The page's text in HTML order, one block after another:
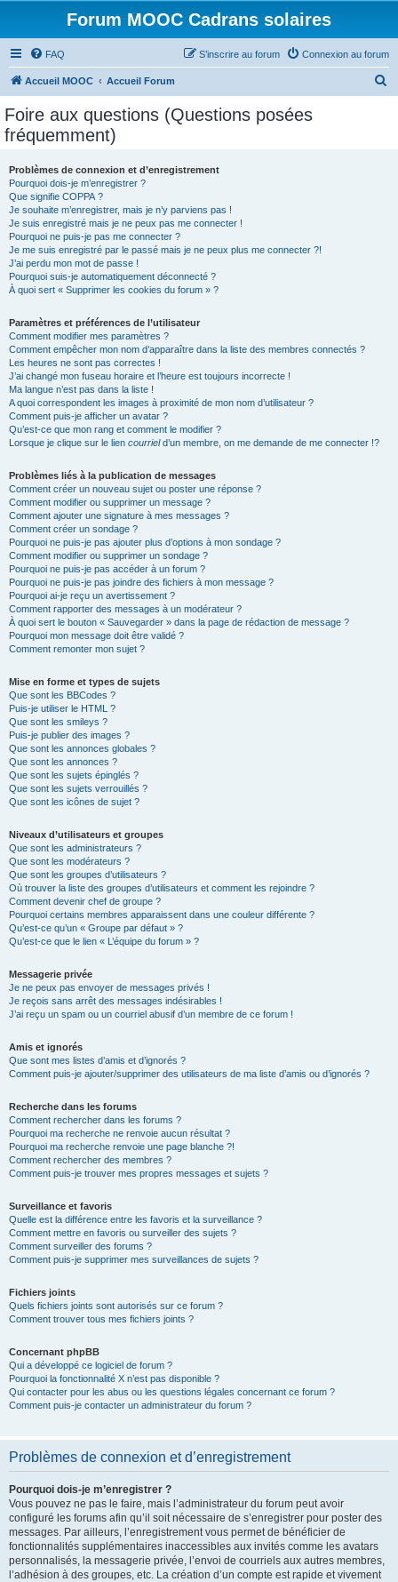
Forum MOOC Cadrans solaires
FAQ Connexion au forum
S’inscrire au forum
Accueil MOOC Accueil Forum
Foire aux questions (Questions posées
fréquemment)
Problèmes de connexion et d’enregistrement
Pourquoi dois-je m’enregistrer ?
Que signifie COPPA ?
Je souhaite m’enregistrer, mais je n’y parviens pas !
Je suis enregistré mais je ne peux pas me connecter !
Pourquoi ne puis-je pas me connecter ?
Je me suis enregistré par le passé mais je ne peux plus me connecter ?!
J’ai perdu mon mot de passe !
Pourquoi suis-je automatiquement déconnecté ?
À quoi sert « Supprimer les cookies du forum » ?
Paramètres et préférences de l’utilisateur
Comment modifier mes paramètres ?
Comment empêcher mon nom d’apparaître dans la liste des membres connectés ?
Les heures ne sont pas correctes !
J’ai changé mon fuseau horaire et l’heure est toujours incorrecte !
Ma langue n’est pas dans la liste !
A quoi correspondent les images à proximité de mon nom d’utilisateur ?
Comment puis-je afficher un avatar ?
Qu’est-ce que mon rang et comment le modifier ?
Lorsque je clique sur le lien courrield’un membre, on me demande de me connecter !?
Problèmes liés à la publication de messages
Comment créer un nouveau sujet ou poster une réponse ?
Comment modifier ou supprimer un message ?
Comment ajouter une signature à mes messages ?
Comment créer un sondage ?
Pourquoi ne puis-je pas ajouter plus d’options à mon sondage ?
Comment modifier ou supprimer un sondage ?
Pourquoi ne puis-je pas accéder à un forum ?
Pourquoi ne puis-je pas joindre des fichiers à mon message ?
Pourquoi ai-je reçu un avertissement ?
Comment rapporter des messages à un modérateur ?
À quoi sert le bouton « Sauvegarder » dans la page de rédaction de message ?
Pourquoi mon message doit être validé ?
Comment remonter mon sujet ?
Mise en forme et types de sujets
Que sont les BBCodes ?
Puis-je utiliser le HTML ?
Que sont les smileys ?
Puis-je publier des images ?
Que sont les annonces globales ?
Que sont les annonces ?
Que sont les sujets épinglés ?
Que sont les sujets verrouillés ?
Que sont les icônes de sujet ?
Niveaux d’utilisateurs et groupes
Que sont les administrateurs ?
Que sont les modérateurs ?
Que sont les groupes d’utilisateurs ?
Où trouver la liste des groupes d’utilisateurs et comment les rejoindre ?
Comment devenir chef de groupe ?
Pourquoi certains membres apparaissent dans une couleur différente ?
Qu’est-ce qu’un « Groupe par défaut » ?
Qu’est-ce que le lien « L’équipe du forum » ?
Messagerie privée
Je ne peux pas envoyer de messages privés !
Je reçois sans arrêt des messages indésirables !
J’ai reçu un spam ou un courriel abusif d’un membre de ce forum !
Amis et ignorés
Que sont mes listes d’amis et d’ignorés ?
Comment puis-je ajouter/supprimer des utilisateurs de ma liste d’amis ou d’ignorés ?
Recherche dans les forums
Comment rechercher dans les forums ?
Pourquoi ma recherche ne renvoie aucun résultat ?
Pourquoi ma recherche renvoie une page blanche ?!
Comment rechercher des membres ?
Comment puis-je trouver mes propres messages et sujets ?
Surveillance et favoris
Quelle est la différence entre les favoris et la surveillance ?
Comment mettre en favoris ou surveiller des sujets ?
Comment surveiller des forums ?
Comment puis-je supprimer mes surveillances de sujets ?
Fichiers joints
Quels fichiers joints sont autorisés sur ce forum ?
Comment trouver tous mes fichiers joints ?
Concernant phpBB
Qui a développé ce logiciel de forum ?
Pourquoi la fonctionnalité X n’est pas disponible ?
Qui contacter pour les abus ou les questions légales concernant ce forum ?
Comment puis-je contacter un administrateur du forum ?
Problèmes de connexion et d’enregistrement
Pourquoi dois-je m’enregistrer ?
Vous pouvez ne pas le faire, mais l’administrateur du forum peut avoir
configuré les forums afin qu’il soit nécessaire de s’enregistrer pour poster des
messages. Par ailleurs, l’enregistrement vous permet de bénéficier de
fonctionnalités supplémentaires inaccessibles aux invités comme les avatars
personnalisés, la messagerie privée, l’envoi de courriels aux autres membres,
l’adhésion à des groupes, etc. La création d’un compte est rapide et vivement